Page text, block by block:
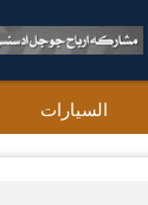
السيارات